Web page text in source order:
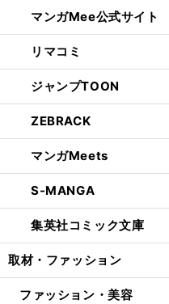
マンガMee公式サイト
リマコミ
ジャンプTOON
ZEBRACK
マンガMeets
S-MANGA
集英社コミック文庫
取材・ファッション
ファッション・美容